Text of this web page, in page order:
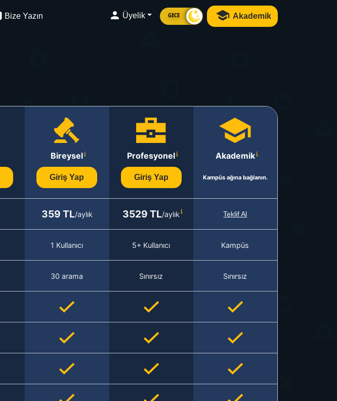
Bize Yazın Üyelik GECE Akademik
Bireysel
Giriş Yap
Profesyonel
Giriş Yap
Akademik
Kampüs ağına bağlanın.
359 TL/aylık 3529 TL/aylık Teklif Al
1 Kullanıcı 5+ Kullanıcı Kampüs
30 arama Sınırsız Sınırsız